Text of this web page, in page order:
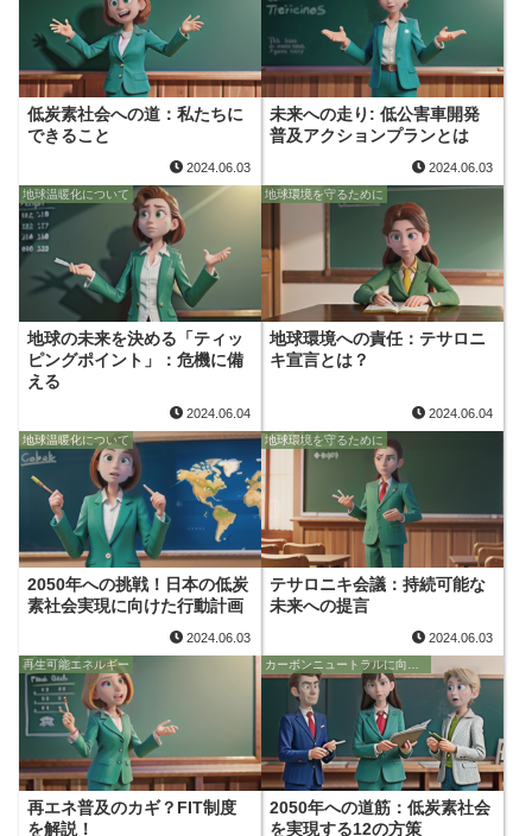
低炭素社会への道：私たちに
できること
2024.06.03
未来への走り: 低公害車開発
普及アクションプランとは
2024.06.03
地球温暖化について
地球の未来を決める「ティッ
ピングポイント」：危機に備
える
2024.06.04
地球環境を守るために
地球環境への責任：テサロニ
キ宣言とは？
2024.06.04
地球温暖化について
2050年への挑戦！日本の低炭
素社会実現に向けた行動計画
2024.06.03
地球環境を守るために
テサロニキ会議：持続可能な
未来への提言
2024.06.03
再生可能エネルギー
再エネ普及のカギ？FIT制度
を解説！
2050年への道筋：低炭素社会
を実現する12の方策